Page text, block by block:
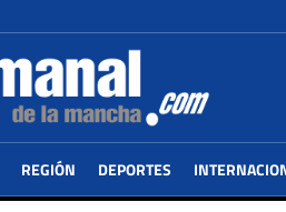
REGIÓN DEPORTES